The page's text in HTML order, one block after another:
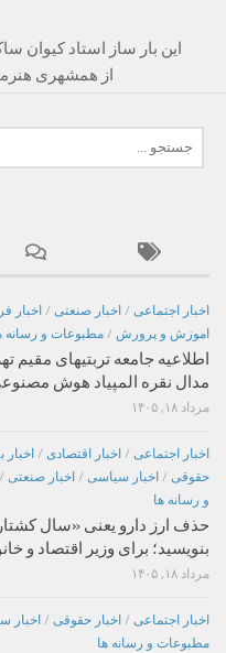
این بار ساز استاد
از همشهری
برای:
اخبار اجتماعی / اخبار صنعتی / اخبار
اموزش و پرورش / مطبوعات و رسانه
اطلاعیه جامعه تربتیهای
مدال نقره المپیاد هوش
مرداد ۱۸, ۱۴۰۵
اخبار اجتماعی / اخبار اقتصادی /
حقوقی / اخبار سیاسی / اخبار صنعتی /
و رسانه ها
حذف ارز دارو یعنی «سال
بنویسید؛ برای وزیر اقتصاد و
مرداد ۱۸, ۱۴۰۵
اخبار اجتماعی / اخبار حقوقی / اخبار
مطبوعات و رسانه ها